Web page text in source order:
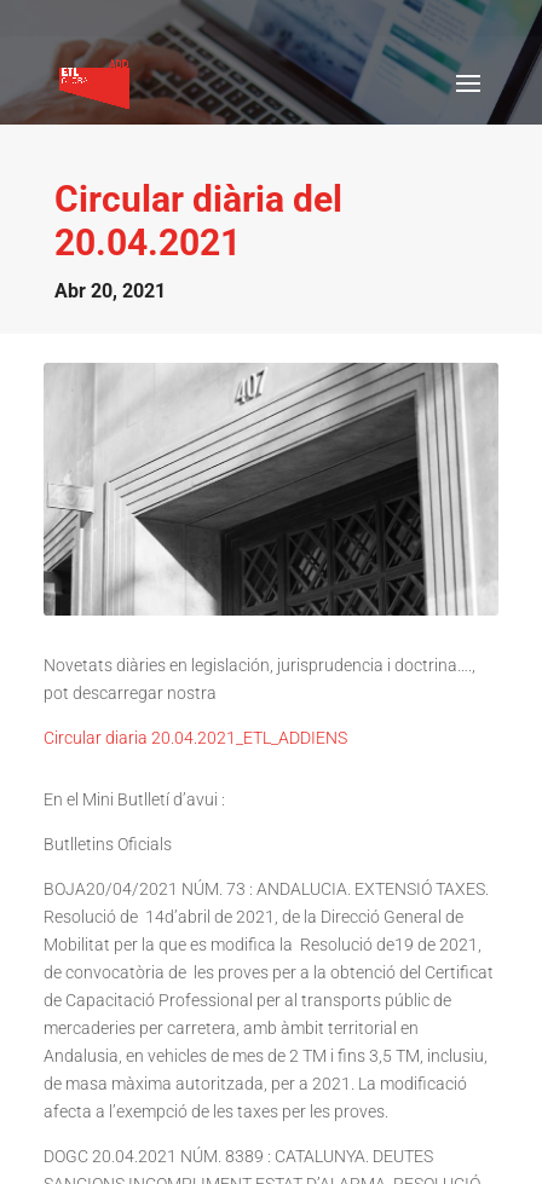
Circular diària del
20.04.2021
Abr 20, 2021
Novetats diàries en legislación, jurisprudencia i doctrina….,
pot descarregar nostra
Circular diaria 20.04.2021_ETL_ADDIENS
En el Mini Butlletí d’avui :
Butlletins Oficials
BOJA20/04/2021 NÚM. 73 : ANDALUCIA. EXTENSIÓ TAXES.
Resolució de 14d’abril de 2021, de la Direcció General de
Mobilitat per la que es modifica la Resolució de19 de 2021,
de convocatòria de les proves per a la obtenció del Certificat
de Capacitació Professional per al transports públic de
mercaderies per carretera, amb àmbit territorial en
Andalusia, en vehicles de mes de 2 TM i fins 3,5 TM, inclusiu,
de masa màxima autoritzada, per a 2021. La modificació
afecta a l’exempció de les taxes per les proves.
DOGC 20.04.2021 NÚM. 8389 : CATALUNYA. DEUTES